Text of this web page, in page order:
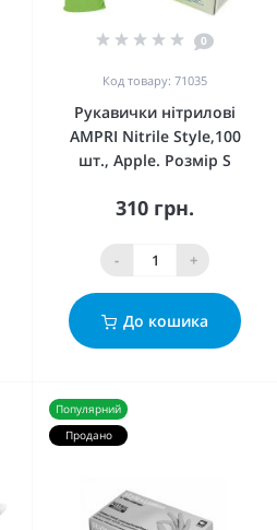
0
Код товару: 71035
Рукавички нітрилові
AMPRI Nitrile Style,100
шт., Apple. Розмір S
310 грн.
- +
До кошика
Популярний
Продано